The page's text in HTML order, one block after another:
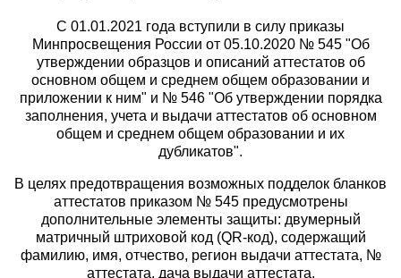
С 01.01.2021 года вступили в силу приказы
Минпросвещения России от 05.10.2020 № 545 "Об
утверждении образцов и описаний аттестатов об
основном общем и среднем общем образовании и
приложении к ним" и № 546 "Об утверждении порядка
заполнения, учета и выдачи аттестатов об основном
общем и среднем общем образовании и их
дубликатов".
В целях предотвращения возможных подделок бланков
аттестатов приказом № 545 предусмотрены
дополнительные элементы защиты: двумерный
матричный штриховой код (QR-код), содержащий
фамилию, имя, отчество, регион выдачи аттестата, №
аттестата, дача выдачи аттестата.